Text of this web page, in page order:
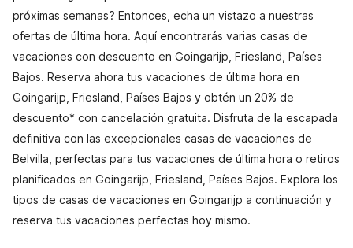
próximas semanas? Entonces, echa un vistazo a nuestras
ofertas de última hora. Aquí encontrarás varias casas de
vacaciones con descuento en Goingarijp, Friesland, Países
Bajos. Reserva ahora tus vacaciones de última hora en
Goingarijp, Friesland, Países Bajos y obtén un 20% de
descuento* con cancelación gratuita. Disfruta de la escapada
definitiva con las excepcionales casas de vacaciones de
Belvilla, perfectas para tus vacaciones de última hora o retiros
planificados en Goingarijp, Friesland, Países Bajos. Explora los
tipos de casas de vacaciones en Goingarijp a continuación y
reserva tus vacaciones perfectas hoy mismo.